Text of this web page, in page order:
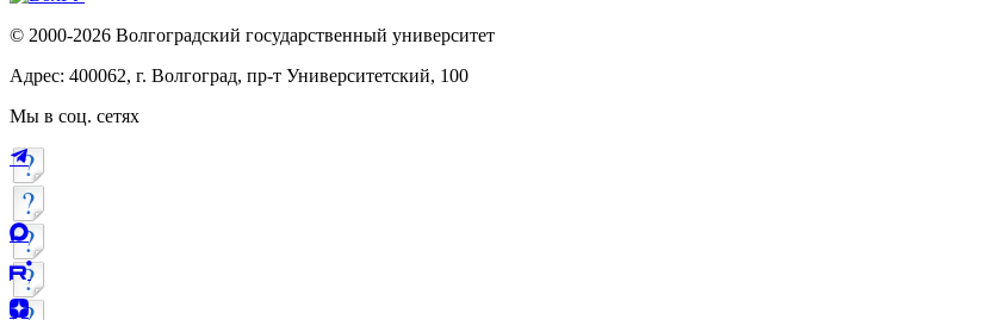
© 2000-2026 Волгоградский государственный университет
Адрес: 400062, г. Волгоград, пр-т Университетский, 100
Мы в соц. сетях